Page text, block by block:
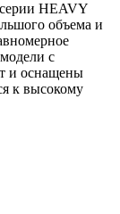
HEAVY
объема и
с
и оснащены
к высокому